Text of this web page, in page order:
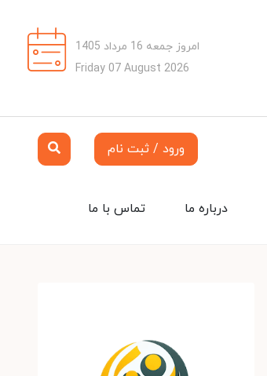
امروز جمعه 16 مرداد 1405
Friday 07 August 2026
ورود / ثبت نام
تماس با ما درباره ما